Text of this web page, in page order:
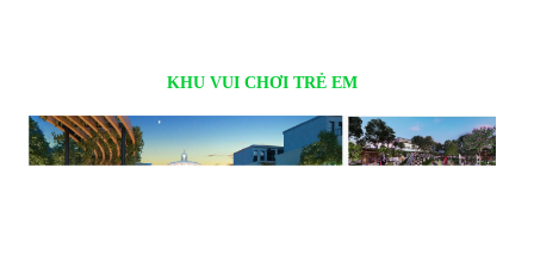
KHU VUI CHƠI TRẺ EM